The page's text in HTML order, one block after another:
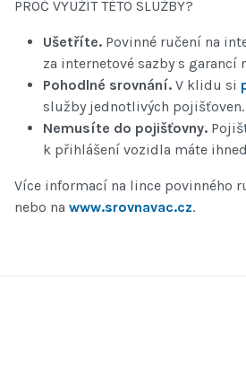
PROČ VYUŽÍT TÉTO SLUŽBY?
Ušetříte. Povinné ručení na
za internetové sazby s garancí
Pohodlné srovnání. V klidu si
služby jednotlivých pojišťoven.
Nemusíte do pojišťovny.
k přihlášení vozidla máte
Více informací na lince povinného
nebo na www.srovnavac.cz.